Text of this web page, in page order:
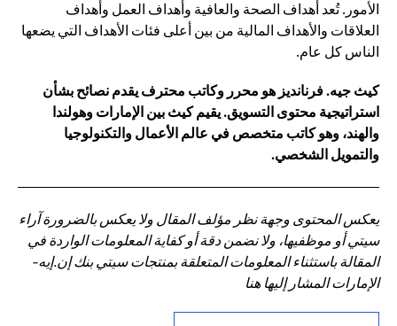
الأمور. تُعد أهداف الصحة والعافية وأهداف العمل وأهداف
العلاقات والأهداف المالية من بين أعلى فئات الأهداف التي يضعها
الناس كل عام.
كيث جيه. فرنانديز هو محرر وكاتب محترف يقدم نصائح بشأن
استراتيجية محتوى التسويق. يقيم كيث بين الإمارات وهولندا
والهند، وهو كاتب متخصص في عالم الأعمال والتكنولوجيا
والتمويل الشخصي.
يعكس المحتوى وجهة نظر مؤلف المقال ولا يعكس بالضرورة آراء
سيتي أو موظفيها، ولا نضمن دقة أو كفاية المعلومات الواردة في
المقالة باستثناء المعلومات المتعلقة بمنتجات سيتي بنك إن.إيه-
الإمارات المشار إليها هنا